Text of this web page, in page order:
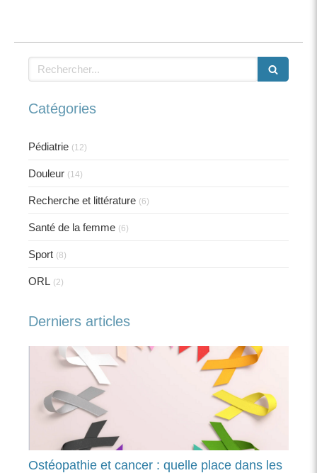
Rechercher
Catégories
Pédiatrie (12)
Douleur (14)
Recherche et littérature (6)
Santé de la femme (6)
Sport (8)
ORL (2)
Derniers articles
Ostéopathie et cancer : quelle place dans les